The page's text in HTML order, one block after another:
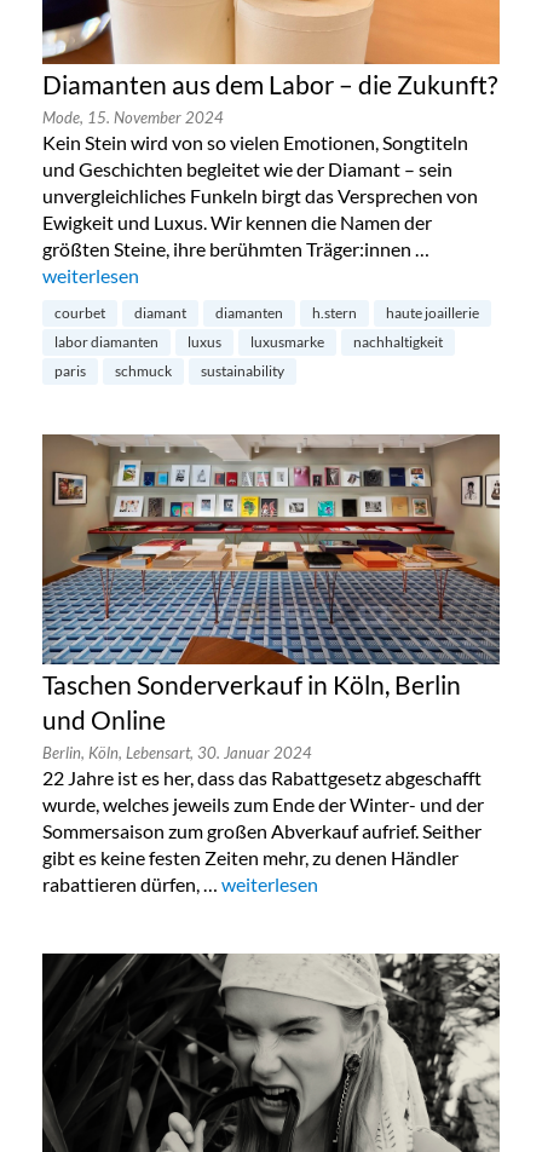
Diamanten aus dem Labor – die Zukunft?
Mode, 15. November 2024
Kein Stein wird von so vielen Emotionen, Songtiteln
und Geschichten begleitet wie der Diamant – sein
unvergleichliches Funkeln birgt das Versprechen von
Ewigkeit und Luxus. Wir kennen die Namen der
größten Steine, ihre berühmten Träger:innen …
„Diamanten aus dem Labor – die Zukunft?“
weiterlesen
courbet diamant diamanten h.stern
haute joaillerie
labor diamanten
luxus luxusmarke
nachhaltigkeit
paris
schmuck sustainability
Taschen Sonderverkauf in Köln, Berlin
und Online
Berlin, Köln, Lebensart, 30. Januar 2024
22 Jahre ist es her, dass das Rabattgesetz abgeschafft
wurde, welches jeweils zum Ende der Winter- und der
Sommersaison zum großen Abverkauf aufrief. Seither
gibt es keine festen Zeiten mehr, zu denen Händler
rabattieren dürfen, … „Taschen Sonderverkauf in Köln,
weiterlesen